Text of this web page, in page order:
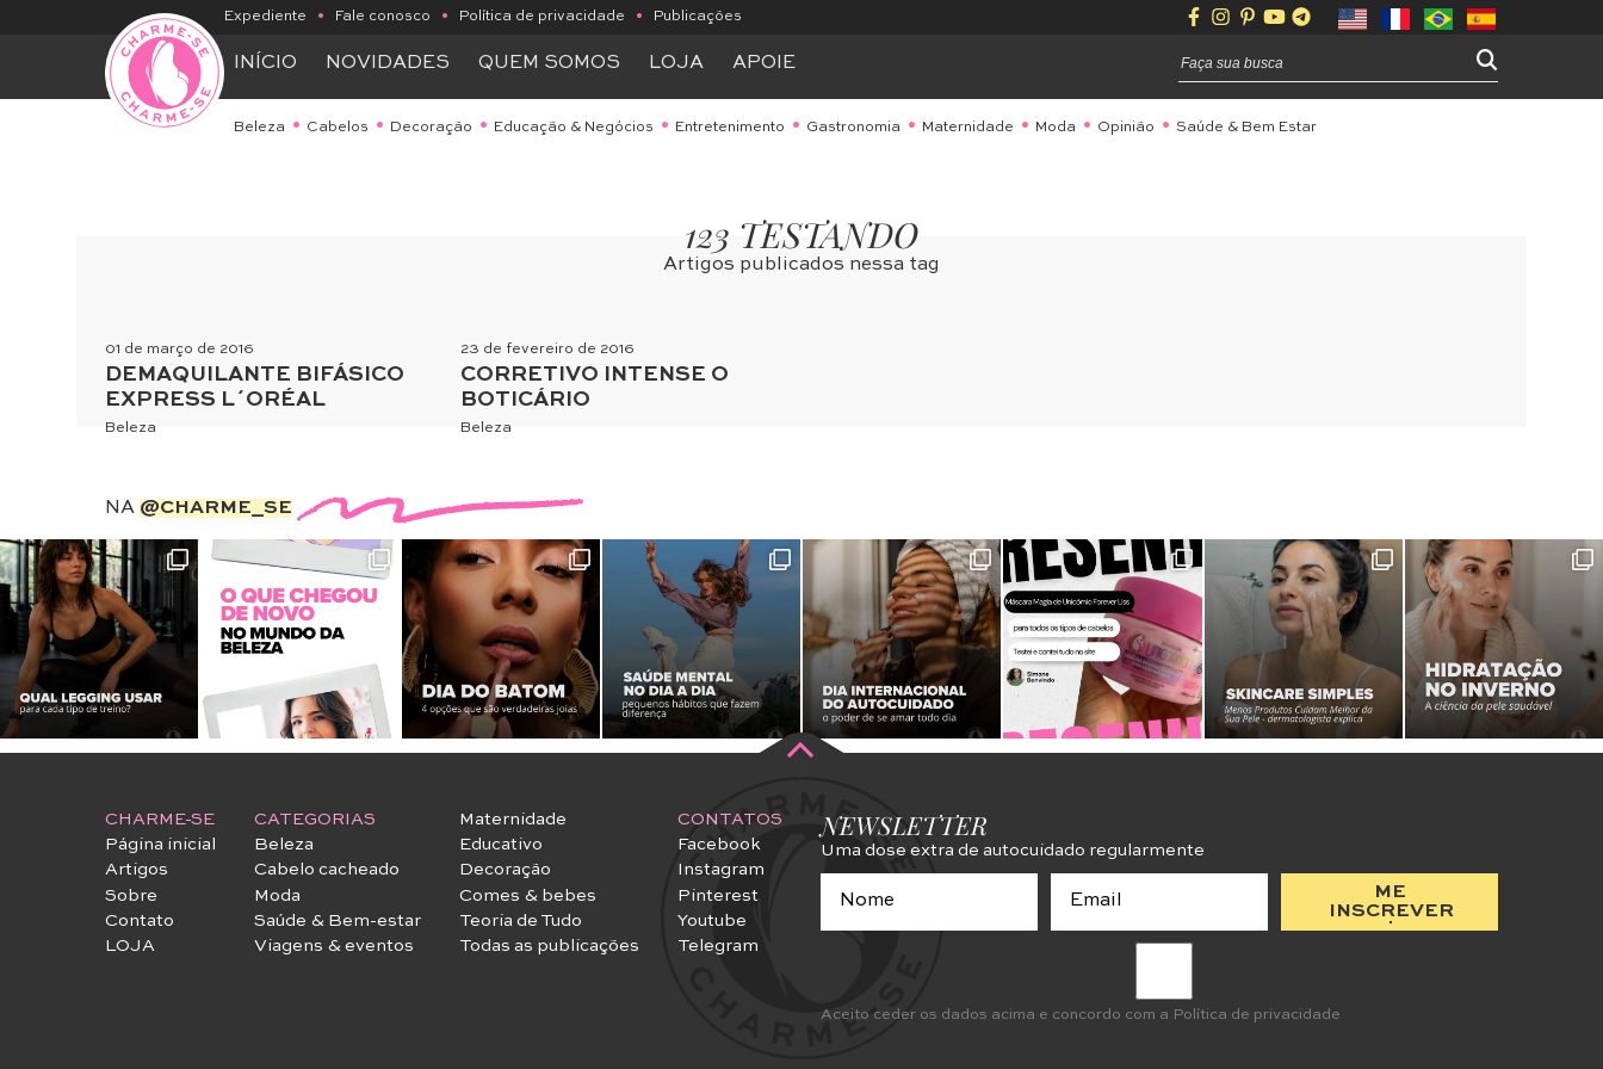
Expediente • Fale conosco • Política de privacidade • Publicações
INÍCIO NOVIDADES QUEM SOMOS LOJA APOIE
Beleza Cabelos Decoração Educação & Negócios Entretenimento Gastronomia Maternidade Moda Opinião Saúde & Bem Estar
123 TESTANDO
Artigos publicados nessa tag
01 de março de 2016
DEMAQUILANTE BIFÁSICO
EXPRESS L´ORÉAL
Beleza
23 de fevereiro de 2016
CORRETIVO INTENSE O
BOTICÁRIO
Beleza
NA @CHARME_SE
CHARME-SE
Página inicial
Artigos
Sobre
Contato
LOJA
CATEGORIAS
Beleza
Cabelo cacheado
Moda
Saúde & Bem-estar
Viagens & eventos
Maternidade
Educativo
Decoração
Comes & bebes
Teoria de Tudo
Todas as publicações
CONTATOS
Facebook
Instagram
Pinterest
Youtube
Telegram
NEWSLETTER
Uma dose extra de autocuidado regularmente
ME
INSCREVER
Aceito ceder os dados acima e concordo com a Política de privacidade